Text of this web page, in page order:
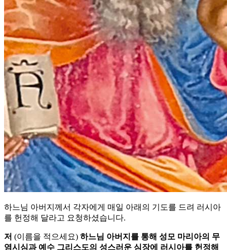
하느님 아버지께서 각자에게 매일 아래의 기도를 드려 러시아
를 헌정해 달라고 요청하셨습니다.
저 (이름을 적으세요) 하느님 아버지를 통해 성모 마리아의 무
염시심과 예수 그리스도의 성스러운 심장에 러시아를 헌정해